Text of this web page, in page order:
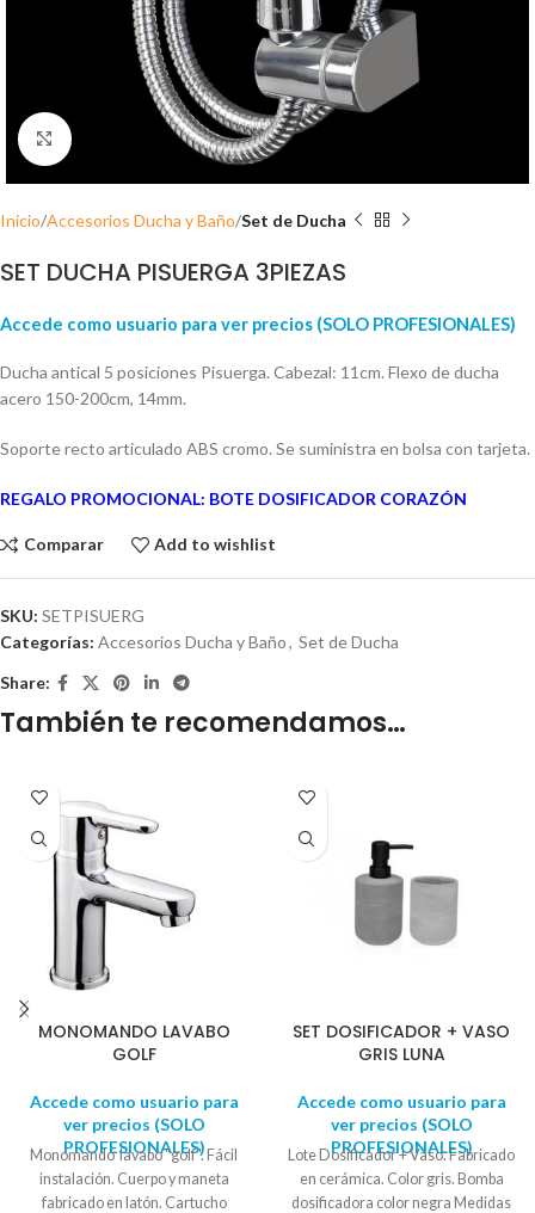
Click para ampliar
Inicio Accesorios Ducha y Baño Set de Ducha
SET DUCHA PISUERGA 3PIEZAS
Accede como usuario para ver precios (SOLO PROFESIONALES)
Ducha antical 5 posiciones Pisuerga. Cabezal: 11cm. Flexo de ducha
acero 150-200cm, 14mm.
Soporte recto articulado ABS cromo. Se suministra en bolsa con tarjeta.
REGALO PROMOCIONAL: BOTE DOSIFICADOR CORAZÓN
Comparar Add to wishlist
SKU: SETPISUERG
Categorías: Accesorios Ducha y Baño, Set de Ducha
Share:
También te recomendamos…
MONOMANDO LAVABO
GOLF
Accede como usuario para
ver precios (SOLO
PROFESIONALES)
Monomando lavabo "golf". Fácil
instalación. Cuerpo y maneta
fabricado en latón. Cartucho
SET DOSIFICADOR + VASO
GRIS LUNA
Accede como usuario para
ver precios (SOLO
PROFESIONALES)
Lote Dosificador + Vaso. Fabricado
en cerámica. Color gris. Bomba
dosificadora color negra Medidas